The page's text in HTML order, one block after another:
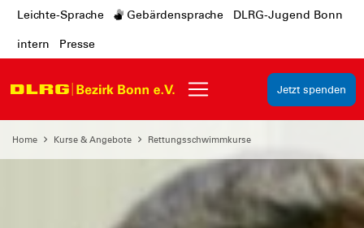
Leichte-Sprache Gebärdensprache DLRG-Jugend Bonn
intern Presse
Jetzt spenden
Home Kurse & Angebote Rettungsschwimmkurse